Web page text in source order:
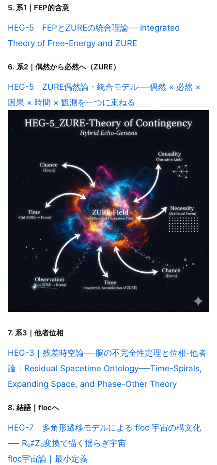
5. 系1｜FEP的含意
HEG-5｜FEPとZUREの統合理論──Integrated
Theory of Free-Energy and ZURE
6. 系2｜偶然から必然へ（ZURE）
HEG-5｜ZURE偶然論・統合モデル──偶然 × 必然 ×
因果 × 時間 × 観測を一つに束ねる
7. 系3｜他者位相
HEG-3｜残差時空論──脳の不完全性定理と位相-他者
論｜Residual Spacetime Ontology──Time-Spirals,
Expanding Space, and Phase-Other Theory
8. 結語｜flocへ
HEG-7｜多角形遷移モデルによる floc 宇宙の構文化
── R₀⇄Z₀変換で描く揺らぎ宇宙
floc宇宙論｜最小定義